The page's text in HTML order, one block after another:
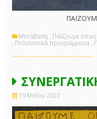
Μετάβαση , Παίζουμε
, Πολιτιστικά προγράμματα ,
19 Μαΐου 2022